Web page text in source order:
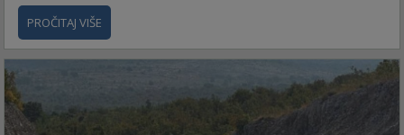
PROČITAJ VIŠE